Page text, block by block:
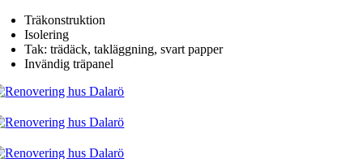
Träkonstruktion
Isolering
Tak: trädäck, takläggning, svart papper
Invändig träpanel